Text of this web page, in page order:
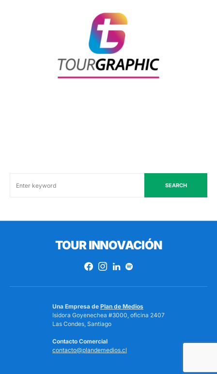
SEARCH
TOUR INNOVACIÓN
Una Empresa de Plan de Medios
Isidora Goyenechea #3000, oficina 2407
Las Condes, Santiago
Contacto Comercial
contacto@plandemedios.cl